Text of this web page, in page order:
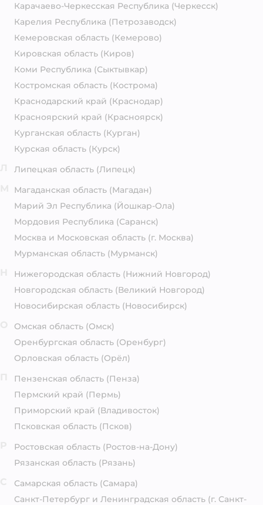
Карачаево-Черкесская Республика (Черкесск)
Карелия Республика (Петрозаводск)
Кемеровская область (Кемерово)
Кировская область (Киров)
Коми Республика (Сыктывкар)
Костромская область (Кострома)
Краснодарский край (Краснодар)
Красноярский край (Красноярск)
Курганская область (Курган)
Курская область (Курск)
Липецкая область (Липецк)
Магаданская область (Магадан)
Марий Эл Республика (Йошкар-Ола)
Мордовия Республика (Саранск)
Москва и Московская область (г. Москва)
Мурманская область (Мурманск)
Нижегородская область (Нижний Новгород)
Новгородская область (Великий Новгород)
Новосибирская область (Новосибирск)
Омская область (Омск)
Оренбургская область (Оренбург)
Орловская область (Орёл)
Пензенская область (Пенза)
Пермский край (Пермь)
Приморский край (Владивосток)
Псковская область (Псков)
Ростовская область (Ростов-на-Дону)
Рязанская область (Рязань)
Самарская область (Самара)
Санкт-Петербург и Ленинградская область (г. Санкт-